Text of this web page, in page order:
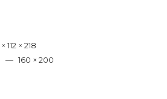
112 × 218
— 160 × 200